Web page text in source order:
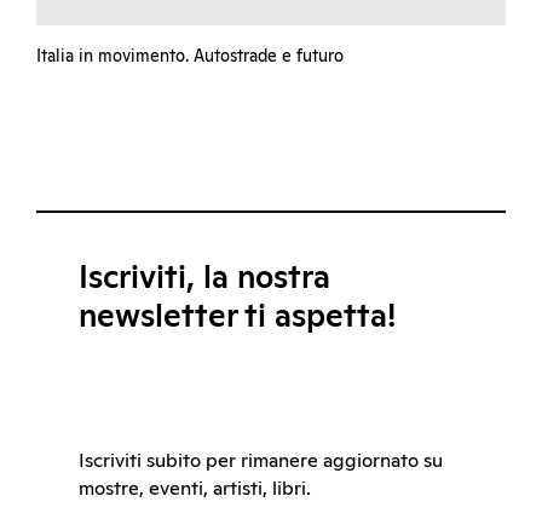
Italia in movimento. Autostrade e futuro
Iscriviti, la nostra
newsletter ti aspetta!
Iscriviti subito per rimanere aggiornato su
mostre, eventi, artisti, libri.